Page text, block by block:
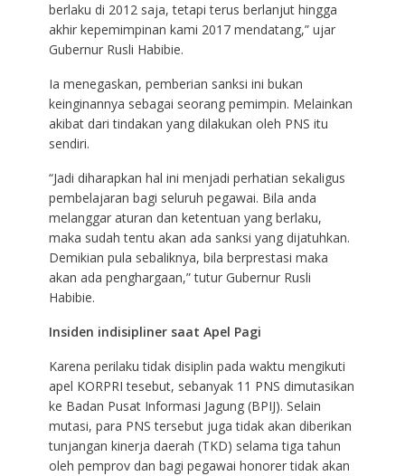
berlaku di 2012 saja, tetapi terus berlanjut hingga
akhir kepemimpinan kami 2017 mendatang,” ujar
Gubernur Rusli Habibie.
Ia menegaskan, pemberian sanksi ini bukan
keinginannya sebagai seorang pemimpin. Melainkan
akibat dari tindakan yang dilakukan oleh PNS itu
sendiri.
“Jadi diharapkan hal ini menjadi perhatian sekaligus
pembelajaran bagi seluruh pegawai. Bila anda
melanggar aturan dan ketentuan yang berlaku,
maka sudah tentu akan ada sanksi yang dijatuhkan.
Demikian pula sebaliknya, bila berprestasi maka
akan ada penghargaan,” tutur Gubernur Rusli
Habibie.
Insiden indisipliner saat Apel Pagi
Karena perilaku tidak disiplin pada waktu mengikuti
apel KORPRI tesebut, sebanyak 11 PNS dimutasikan
ke Badan Pusat Informasi Jagung (BPIJ). Selain
mutasi, para PNS tersebut juga tidak akan diberikan
tunjangan kinerja daerah (TKD) selama tiga tahun
oleh pemprov dan bagi pegawai honorer tidak akan